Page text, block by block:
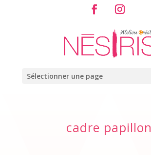
Sélectionner une page
cadre papillon